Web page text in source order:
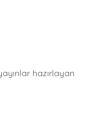
hazırlayan